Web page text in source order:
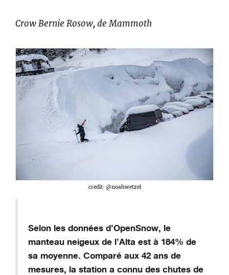
Crow Bernie Rosow, deMammoth
credit: @noahwetzel
Selon les données d’OpenSnow, le
manteau neigeux de l’Alta est à 184% de
sa moyenne. Comparé aux 42 ans de
mesures, la station a connu des chutes de